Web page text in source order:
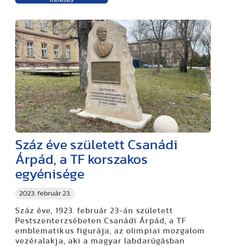
2023. február 23.
Száz éve született Csanádi
Árpád, a TF korszakos
egyénisége
Száz éve, 1923. február 23-án született
Pestszenterzsébeten Csanádi Árpád, a TF
emblematikus figurája, az olimpiai mozgalom
vezéralakja, aki a magyar labdarúgásban